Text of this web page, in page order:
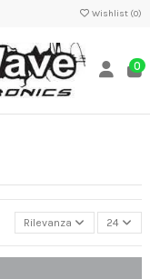
Wishlist (0)
0
Rilevanza 24